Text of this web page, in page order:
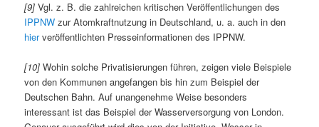
[9] Vgl. z. B. die zahlreichen kritischen Veröffentlichungen des
IPPNW zur Atomkraftnutzung in Deutschland, u. a. auch in den
hierveröffentlichten Presseinformationen des IPPNW.
[10] Wohin solche Privatisierungen führen, zeigen viele Beispiele
von den Kommunen angefangen bis hin zum Beispiel der
Deutschen Bahn. Auf unangenehme Weise besonders
interessant ist das Beispiel der Wasserversorgung von London.